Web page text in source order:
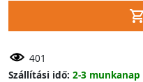
401
Szállítási idő: 2-3